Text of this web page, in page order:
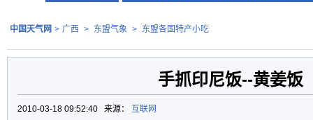
中国天气网 > 广西 > 东盟气象 > 东盟各国特产小吃
手抓印尼饭--黄姜饭
2010-03-18 09:52:40 来源： 互联网